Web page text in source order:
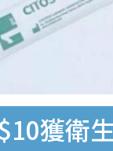
獲衛